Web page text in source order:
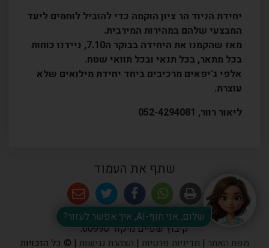
שלום, אני חוף-AI, איך אפשר לעזור?
יחידת הניוד הר ציון הוקמה כדי להוביל לוחמים ליעד
המבצעי שלהם במהירות המירבית.
מאז שהקמנו את היחידה בבוקר ה7.10, ניידנו כוחות
בכל מתאר, בכל תנאי ובכל תוואי שטח.
אלפי ג'יפאים מרכיבים ביחד יחידת מילואים שלא
עוצרת.
ליאור רוור, 052-4294081
שתף את העמוד
קיבוץ שפיים מיקוד 60990.
מפת האתר | מדיניות פרטיות | הצהרת נגישות | © כל הזכויות